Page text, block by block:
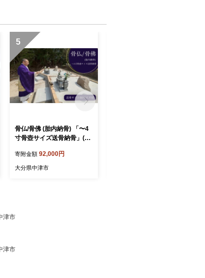
5
骨仏/骨佛 (胎内納骨) 「〜4
寸骨壺サイズ送骨納骨」(納
遺骨 ペット納骨 送骨 送骨
キット お骨 粉骨 納骨 永代
寄附金額 92,000円
大分県中津市
津市
津市